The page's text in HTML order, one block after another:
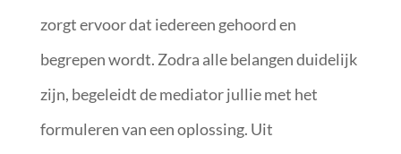
zorgt ervoor dat iedereen gehoord en
begrepen wordt. Zodra alle belangen duidelijk
zijn, begeleidt de mediator jullie met het
formuleren van een oplossing. Uit